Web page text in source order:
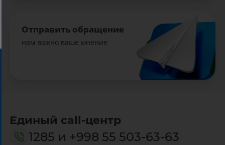
Отправить обращение
нам важно ваше мнение
Единый call-центр
1285 и +998 55 503-63-63